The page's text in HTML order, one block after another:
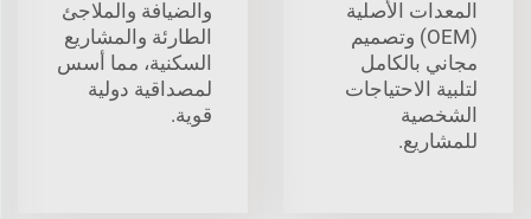
المعدات الأصلية
(OEM) وتصميم
مجاني بالكامل
لتلبية الاحتياجات
الشخصية
للمشاريع.
والضيافة والملاجئ
الطارئة والمشاريع
السكنية، مما أسس
لمصداقية دولية
قوية.